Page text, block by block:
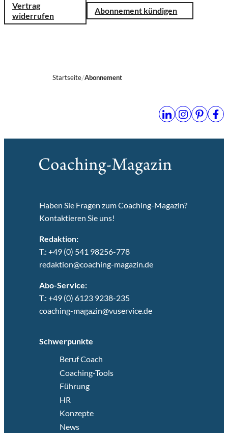
Vertrag
widerrufen
Abonnement kündigen
Startseite Abonnement
Haben Sie Fragen zum Coaching-Magazin?
Kontaktieren Sie uns!
Redaktion:
T.: +49 (0) 541 98256-778
redaktion@coaching-magazin.de
Abo-Service:
T.: +49 (0) 6123 9238-235
coaching-magazin@vuservice.de
Schwerpunkte
Beruf Coach
Coaching-Tools
Führung
HR
Konzepte
News